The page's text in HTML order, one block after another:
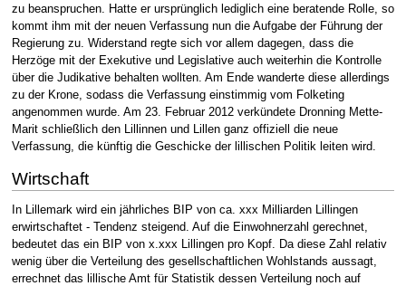
zu beanspruchen. Hatte er ursprünglich lediglich eine beratende Rolle, so
kommt ihm mit der neuen Verfassung nun die Aufgabe der Führung der
Regierung zu. Widerstand regte sich vor allem dagegen, dass die
Herzöge mit der Exekutive und Legislative auch weiterhin die Kontrolle
über die Judikative behalten wollten. Am Ende wanderte diese allerdings
zu der Krone, sodass die Verfassung einstimmig vom Folketing
angenommen wurde. Am 23. Februar 2012 verkündete Dronning Mette-
Marit schließlich den Lillinnen und Lillen ganz offiziell die neue
Verfassung, die künftig die Geschicke der lillischen Politik leiten wird.
Wirtschaft
In Lillemark wird ein jährliches BIP von ca. xxx Milliarden Lillingen
erwirtschaftet - Tendenz steigend. Auf die Einwohnerzahl gerechnet,
bedeutet das ein BIP von x.xxx Lillingen pro Kopf. Da diese Zahl relativ
wenig über die Verteilung des gesellschaftlichen Wohlstands aussagt,
errechnet das lillische Amt für Statistik dessen Verteilung noch auf